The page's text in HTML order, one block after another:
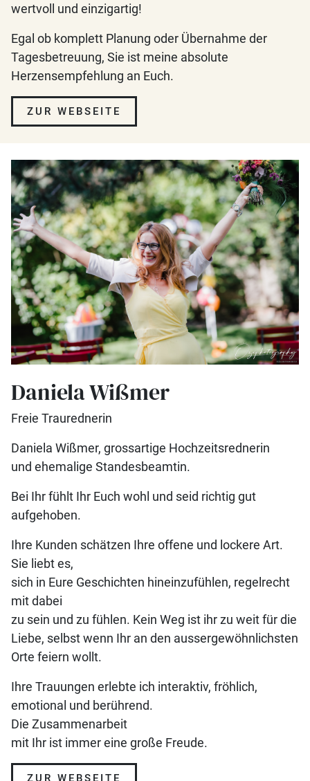
wertvoll und einzigartig!
Egal ob komplett Planung oder Übernahme der
Tagesbetreuung, Sie ist meine absolute
Herzensempfehlung an Euch.
ZUR WEBSEITE
Daniela Wißmer
Freie Traurednerin
Daniela Wißmer, grossartige Hochzeitsrednerin
und ehemalige Standesbeamtin.
Bei Ihr fühlt Ihr Euch wohl und seid richtig gut
aufgehoben.
Ihre Kunden schätzen Ihre offene und lockere Art.
Sie liebt es,
sich in Eure Geschichten hineinzufühlen, regelrecht
mit dabei
zu sein und zu fühlen. Kein Weg ist ihr zu weit für die
Liebe, selbst wenn Ihr an den aussergewöhnlichsten
Orte feiern wollt.
Ihre Trauungen erlebte ich interaktiv, fröhlich,
emotional und berührend.
Die Zusammenarbeit
mit Ihr ist immer eine große Freude.
ZUR WEBSEITE